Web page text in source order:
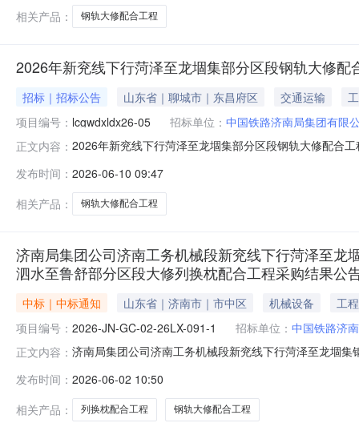
相关产品：
钢轨大修配合工程
2026年新兖线下行菏泽至龙堌集部分区段钢轨大修
招标｜招标公告 山东省｜聊城市｜东昌府区 交通运输
项目编号： lcgwdxldx26-05 招标单位： 中国铁路济南局集团有限
正文内容： 2026年新兖线下行菏泽至龙堌集部分区段钢轨大修配合
修配合工程项目。（三）项目地点：新兖线下行菏泽至
项目
发布时间： 2026-06-10 09:47
相关产品：
钢轨大修配合工程
济南局集团公司济南工务机械段新兖线下行菏泽至
泗水至鲁舒部分区段大修列换枕配合工程采购结果公
中标｜中标通知 山东省｜济南市｜市中区 机械设备
工程
项目编号： 2026-JN-GC-02-26LX-091-1 招标单位： 中国铁路济
正文内容： 济南局集团公司济南工务机械段新兖线下行菏泽至龙堌
下行菏泽至龙堌集钢轨大修配合工程；新兖线下行沙土
GC-02
发布时间： 2026-06-02 10:50
相关产品：
列换枕配合工程 钢轨大修配合工程